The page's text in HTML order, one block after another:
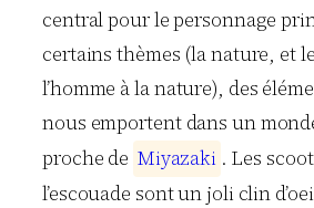
central pour le personnage
certains thèmes (la nature, et
l’homme à la nature), des
nous emportent dans un
proche de Miyazaki . Les
l’escouade sont un joli clin